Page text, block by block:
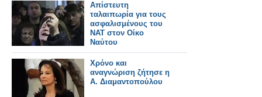
Απίστευτη
ταλαιπωρία για τους
ασφαλισμένους του
ΝΑΤ στον Οίκο
Ναύτου
Χρόνο και
αναγνώριση ζήτησε η
Α. Διαμαντοπούλου